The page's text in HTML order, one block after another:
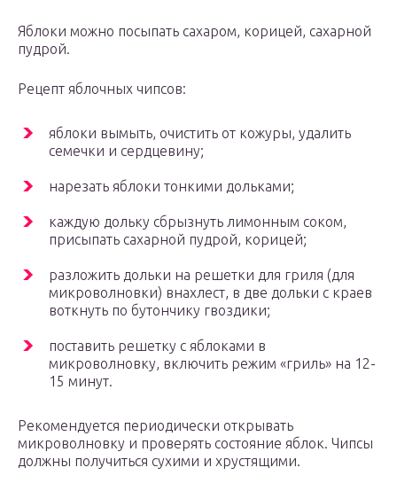
Яблоки можно посыпать сахаром, корицей, сахарной
пудрой.
Рецепт яблочных чипсов:
яблоки вымыть, очистить от кожуры, удалить
семечки и сердцевину;
нарезать яблоки тонкими дольками;
каждую дольку сбрызнуть лимонным соком,
присыпать сахарной пудрой, корицей;
разложить дольки на решетки для гриля (для
микроволновки) внахлест, в две дольки с краев
воткнуть по бутончику гвоздики;
поставить решетку с яблоками в
микроволновку, включить режим «гриль» на 12-
15 минут.
Рекомендуется периодически открывать
микроволновку и проверять состояние яблок. Чипсы
должны получиться сухими и хрустящими.